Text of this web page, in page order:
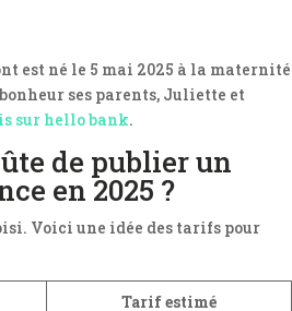
est né le 5 mai 2025 à la maternité
ses parents, Juliette et
sur hello bank.
de publier un
en 2025 ?
Voici une idée des tarifs pour
Tarif estimé